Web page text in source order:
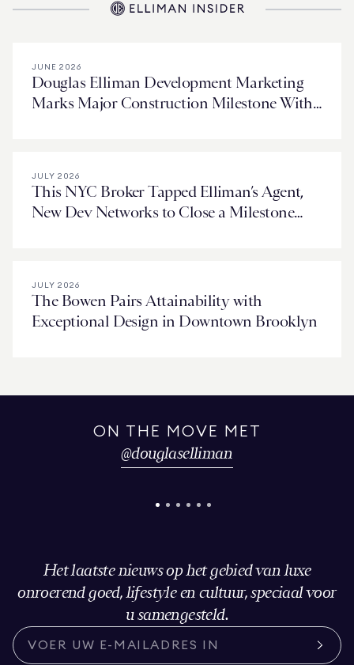
JUNE 2026
Douglas Elliman Development Marketing
Marks Major Construction Milestone With
JULY 2026
This NYC Broker Tapped Elliman’s Agent,
New Dev Networks to Close a Milestone
JULY 2026
The Bowen Pairs Attainability with
Exceptional Design in Downtown Brooklyn
ON THE MOVE MET
@douglaselliman
Het laatste nieuws op het gebied van luxe
onroerend goed, lifestyle en cultuur, speciaal voor
u samengesteld.